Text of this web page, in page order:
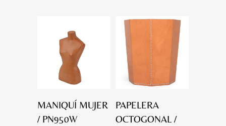
MANIQUÍ MUJER
/ PN950W
PAPELERA
OCTOGONAL /